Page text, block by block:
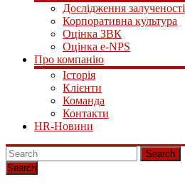
Дослідження залученості
Корпоративна культура
Оцінка ЗВК
Оцінка e-NPS
Про компанію
Історія
Клієнти
Команда
Контакти
HR-Новини
Search